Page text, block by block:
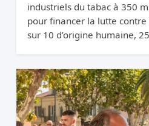
industriels du tabac à 350
pour financer la lutte
sur 10 d’origine humaine,